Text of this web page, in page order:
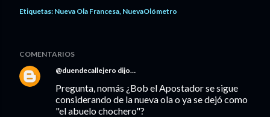
Etiquetas: Nueva Ola Francesa NuevaOlómetro
COMENTARIOS
@duendecallejero dijo…
Pregunta, nomás ¿Bob el Apostador se sigue
considerando de la nueva ola o ya se dejó como
"el abuelo chochero"?